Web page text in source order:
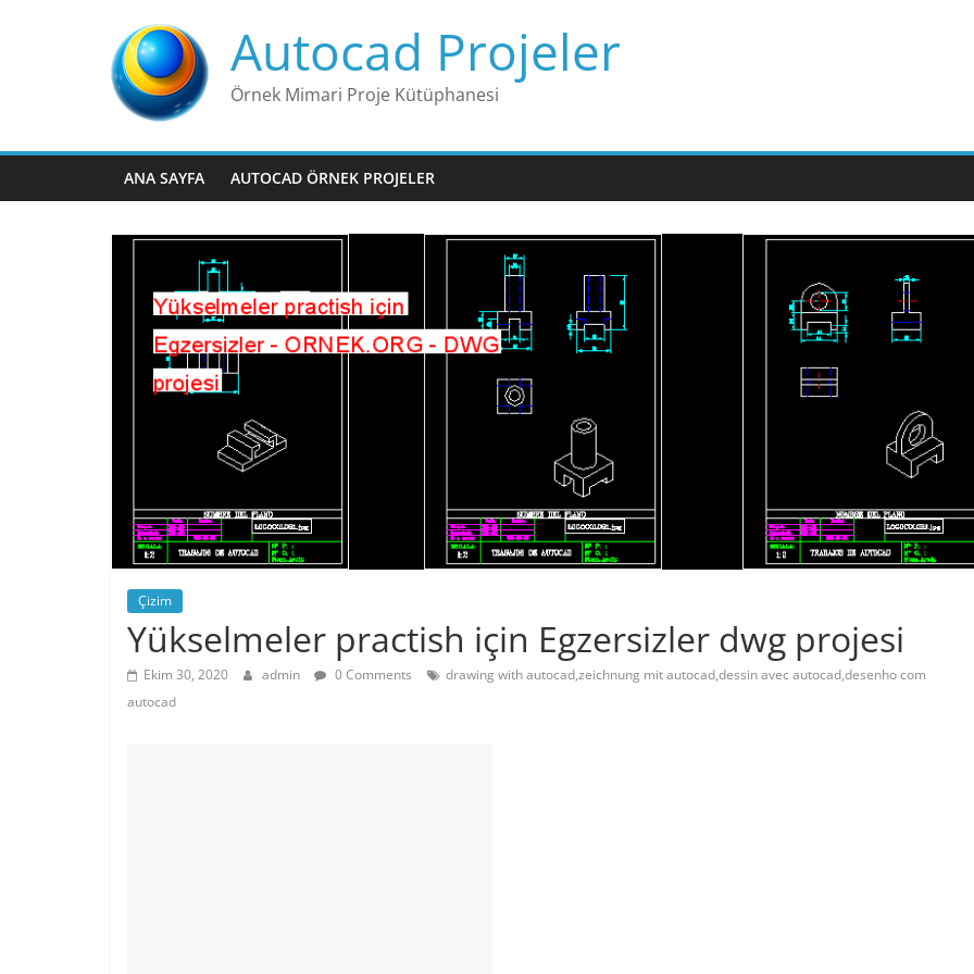
Autocad Projeler
Örnek Mimari Proje Kütüphanesi
ANA SAYFA AUTOCAD ÖRNEK PROJELER
Çizim
Yükselmeler practish için Egzersizler dwg projesi
Ekim 30, 2020 admin 0 Comments
drawing with autocad,zeichnung mit autocad,dessin avec autocad,desenho com
autocad